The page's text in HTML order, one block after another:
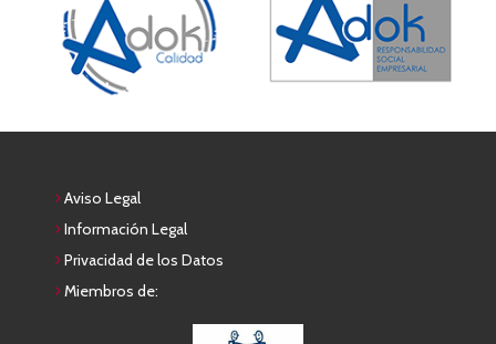
Aviso Legal
Información Legal
Privacidad de los Datos
Miembros de: